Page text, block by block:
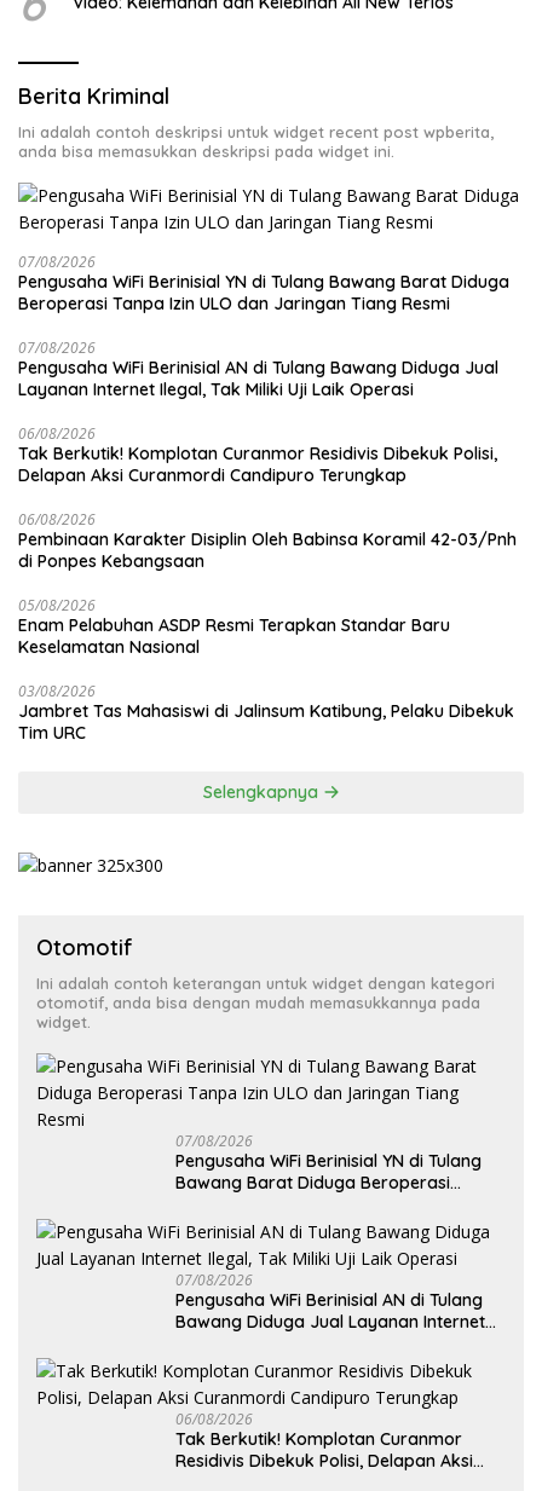
Berita Kriminal
Ini adalah contoh deskripsi untuk widget recent post wpberita,
anda bisa memasukkan deskripsi pada widget ini.
07/08/2026
Pengusaha WiFi Berinisial YN di Tulang Bawang Barat Diduga
Beroperasi Tanpa Izin ULO dan Jaringan Tiang Resmi
07/08/2026
Pengusaha WiFi Berinisial AN di Tulang Bawang Diduga Jual
Layanan Internet Ilegal, Tak Miliki Uji Laik Operasi
06/08/2026
Tak Berkutik! Komplotan Curanmor Residivis Dibekuk Polisi,
Delapan Aksi Curanmordi Candipuro Terungkap
06/08/2026
Pembinaan Karakter Disiplin Oleh Babinsa Koramil 42-03/Pnh
di Ponpes Kebangsaan
05/08/2026
Enam Pelabuhan ASDP Resmi Terapkan Standar Baru
Keselamatan Nasional
03/08/2026
Jambret Tas Mahasiswi di Jalinsum Katibung, Pelaku Dibekuk
Tim URC
Selengkapnya
Otomotif
Ini adalah contoh keterangan untuk widget dengan kategori
otomotif, anda bisa dengan mudah memasukkannya pada
widget.
07/08/2026
Pengusaha WiFi Berinisial YN di Tulang
Bawang Barat Diduga Beroperasi
Resmi
07/08/2026
Pengusaha WiFi Berinisial AN di Tulang
Bawang Diduga Jual Layanan Internet
06/08/2026
Tak Berkutik! Komplotan Curanmor
Residivis Dibekuk Polisi, Delapan Aksi